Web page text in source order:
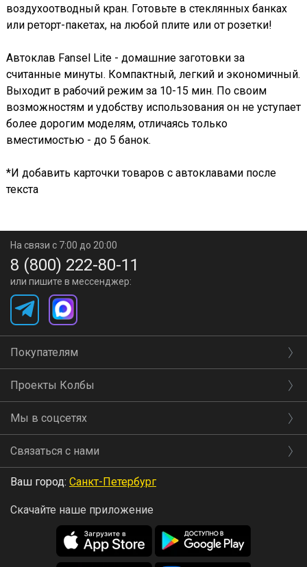
воздухоотводный кран. Готовьте в стеклянных банках
или реторт-пакетах, на любой плите или от розетки!
Автоклав Fansel Lite - домашние заготовки за
считанные минуты. Компактный, легкий и экономичный.
Выходит в рабочий режим за 10-15 мин. По своим
возможностям и удобству использования он не уступает
более дорогим моделям, отличаясь только
вместимостью - до 5 банок.
*И добавить карточки товаров с автоклавами после
текста
На связи с 7:00 до 20:00
8 (800) 222-80-11
или пишите в мессенджер:
Покупателям
Проекты Колбы
Мы в соцсетях
Связаться с нами
Ваш город: Санкт-Петербург
Скачайте наше приложение